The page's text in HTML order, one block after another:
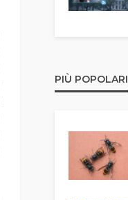
PIÙ POPOLARI